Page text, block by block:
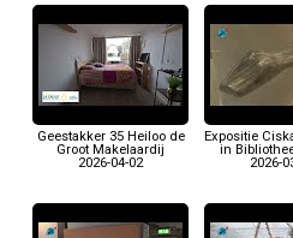
Geestakker 35 Heiloo de
Groot Makelaardij
2026-04-02
Expositie
in
2026-